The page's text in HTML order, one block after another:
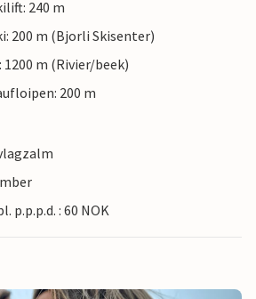
240 m
200 m (Bjorli Skisenter)
m (Rivier/beek)
200 m
p.p.p.d. : 60 NOK